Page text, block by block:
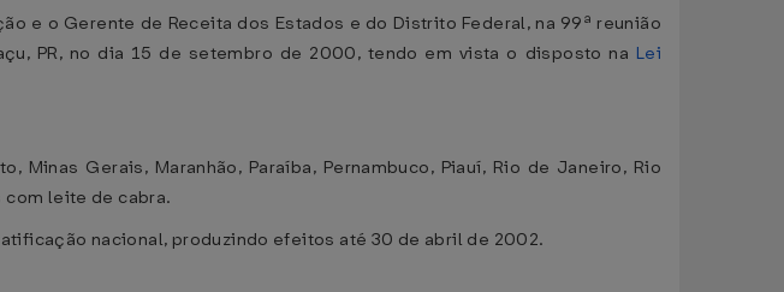
e o Gerente de Receita dos Estados e do Distrito Federal, na 99ª reunião
PR, no dia 15 de setembro de 2000, tendo em vista o disposto na Lei
Minas Gerais, Maranhão, Paraíba, Pernambuco, Piauí, Rio de Janeiro, Rio
leite de cabra.
nacional, produzindo efeitos até 30 de abril de 2002.